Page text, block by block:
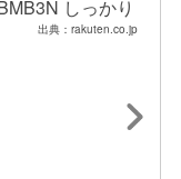
出典：rakuten.co.jp